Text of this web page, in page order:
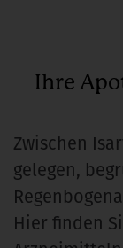
Ihre
Zwischen
gelegen,
Hier finden